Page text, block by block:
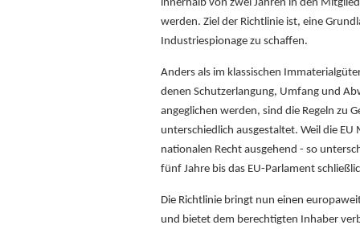
innerhalb von zwei Jahren in den
werden. Ziel der Richtlinie ist, eine
Industriespionage zu schaffen.
Anders als im klassischen
denen Schutzerlangung, Umfang und
angeglichen werden, sind die Regeln zu
unterschiedlich ausgestaltet. Weil die
nationalen Recht ausgehend - so
fünf Jahre bis das EU-Parlament
Die Richtlinie bringt nun einen
und bietet dem berechtigten Inhaber